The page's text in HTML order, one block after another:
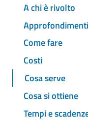
A chi è rivolto
Approfondimenti
Come fare
Costi
Cosa serve
Cosa si ottiene
Tempi e